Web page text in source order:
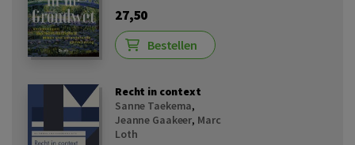
27,50
Bestellen
Recht in context
Sanne Taekema,
Jeanne Gaakeer, Marc
Loth